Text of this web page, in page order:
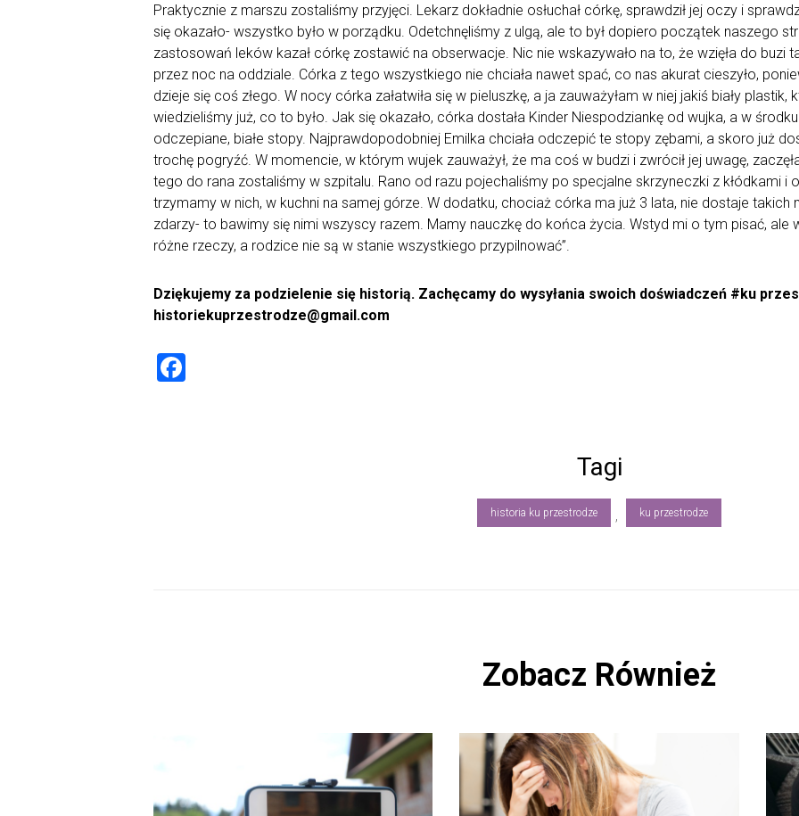
Praktycznie z marszu zostaliśmy przyjęci. Lekarz dokładnie osłuchał córkę, sprawdził jej oczy i
się okazało- wszystko było w porządku. Odetchnęliśmy z ulgą, ale to był dopiero początek naszego
zastosowań leków kazał córkę zostawić na obserwacje. Nic nie wskazywało na to, że wzięła do buzi
przez noc na oddziale. Córka z tego wszystkiego nie chciała nawet spać, co nas akurat cieszyło,
dzieje się coś złego. W nocy córka załatwiła się w pieluszkę, a ja zauważyłam w niej jakiś biały
wiedzieliśmy już, co to było. Jak się okazało, córka dostała Kinder Niespodziankę od wujka, a w
odczepiane, białe stopy. Najprawdopodobniej Emilka chciała odczepić te stopy zębami, a skoro już
trochę pogryźć. W momencie, w którym wujek zauważył, że ma coś w budzi i zwrócił jej uwagę,
tego do rana zostaliśmy w szpitalu. Rano od razu pojechaliśmy po specjalne skrzyneczki z kłódkami i
trzymamy w nich, w kuchni na samej górze. W dodatku, chociaż córka ma już 3 lata, nie dostaje takich
zdarzy- to bawimy się nimi wszyscy razem. Mamy nauczkę do końca życia. Wstyd mi o tym pisać, ale
różne rzeczy, a rodzice nie są w stanie wszystkiego przypilnować”.
Dziękujemy za podzielenie się historią. Zachęcamy do wysyłania swoich doświadczeń #ku
historiekuprzestrodze@gmail.com
Tagi
historia ku przestrodze , ku przestrodze
Zobacz Również